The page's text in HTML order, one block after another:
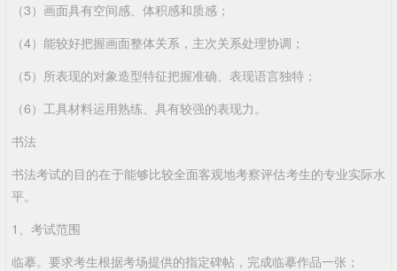
（3）画面具有空间感、体积感和质感；
（4）能较好把握画面整体关系，主次关系处理协调；
（5）所表现的对象造型特征把握准确、表现语言独特；
（6）工具材料运用熟练、具有较强的表现力。
书法
书法考试的目的在于能够比较全面客观地考察评估考生的专业实际水
平。
1、考试范围
临摹。要求考生根据考场提供的指定碑帖，完成临摹作品一张；